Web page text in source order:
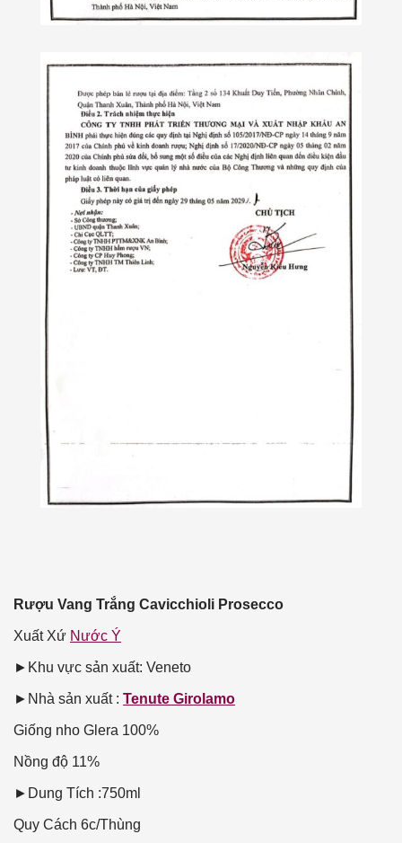
Rượu Vang Trắng Cavicchioli Prosecco
Xuất Xứ Nước Ý
►Khu vực sản xuất: Veneto
►Nhà sản xuất : Tenute Girolamo
Giống nho Glera 100%
Nồng độ 11%
►Dung Tích :750ml
Quy Cách 6c/Thùng